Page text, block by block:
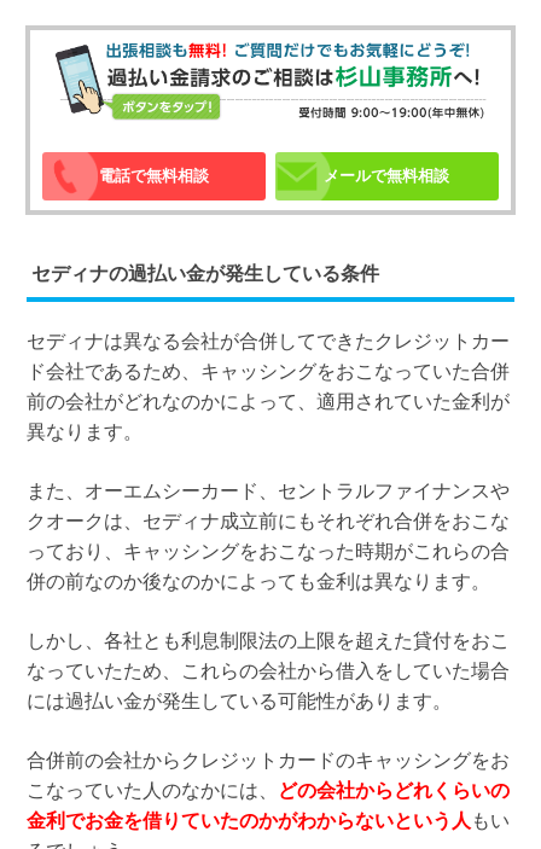
電話で無料相談 メールで無料相談
セディナの過払い金が発生している条件
セディナは異なる会社が合併してできたクレジットカー
ド会社であるため、キャッシングをおこなっていた合併
前の会社がどれなのかによって、適用されていた金利が
異なります。
また、オーエムシーカード、セントラルファイナンスや
クオークは、セディナ成立前にもそれぞれ合併をおこな
っており、キャッシングをおこなった時期がこれらの合
併の前なのか後なのかによっても金利は異なります。
しかし、各社とも利息制限法の上限を超えた貸付をおこ
なっていたため、これらの会社から借入をしていた場合
には過払い金が発生している可能性があります。
合併前の会社からクレジットカードのキャッシングをお
こなっていた人のなかには、
どの会社からどれくらいの
金利でお金を借りていたのかがわからないという人 もい